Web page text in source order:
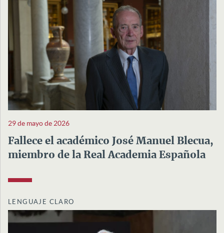
29 de mayo de 2026
Fallece el académico José Manuel Blecua,
miembro de la Real Academia Española
LENGUAJE CLARO